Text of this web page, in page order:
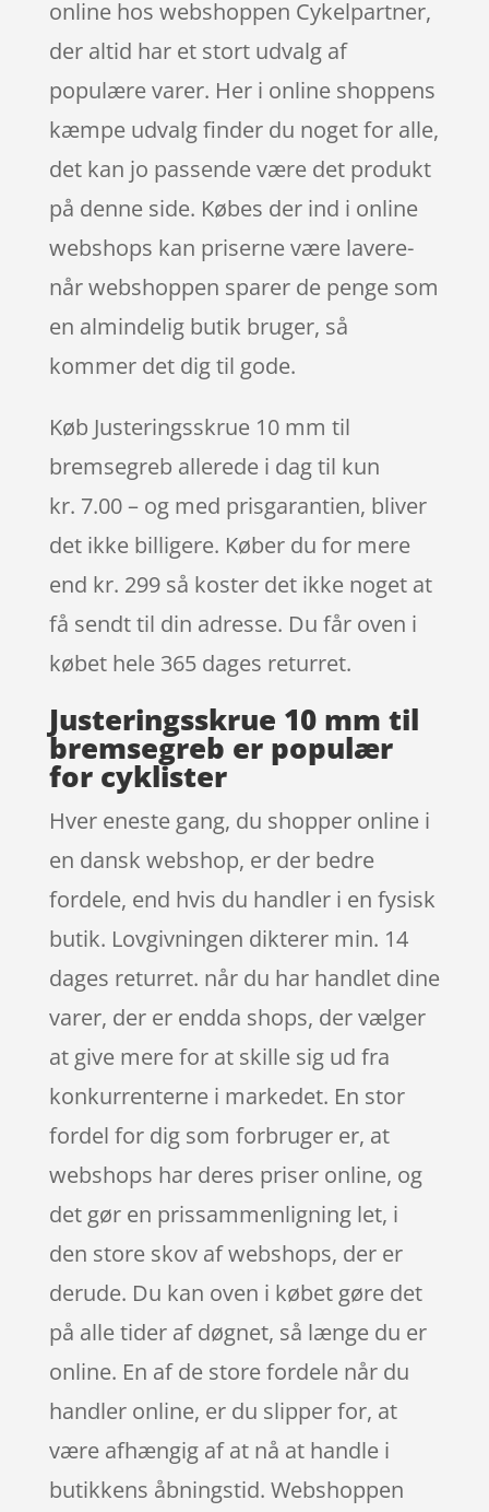
online hos webshoppen Cykelpartner,
der altid har et stort udvalg af
populære varer. Her i online shoppens
kæmpe udvalg finder du noget for alle,
det kan jo passende være det produkt
på denne side. Købes der ind i online
webshops kan priserne være lavere-
når webshoppen sparer de penge som
en almindelig butik bruger, så
kommer det dig til gode.
Køb Justeringsskrue 10 mm til
bremsegreb allerede i dag til kun
kr. 7.00 – og med prisgarantien, bliver
det ikke billigere. Køber du for mere
end kr. 299 så koster det ikke noget at
få sendt til din adresse. Du får oven i
købet hele 365 dages returret.
Justeringsskrue 10 mm til
bremsegreb er populær
for cyklister
Hver eneste gang, du shopper online i
en dansk webshop, er der bedre
fordele, end hvis du handler i en fysisk
butik. Lovgivningen dikterer min. 14
dages returret. når du har handlet dine
varer, der er endda shops, der vælger
at give mere for at skille sig ud fra
konkurrenterne i markedet. En stor
fordel for dig som forbruger er, at
webshops har deres priser online, og
det gør en prissammenligning let, i
den store skov af webshops, der er
derude. Du kan oven i købet gøre det
på alle tider af døgnet, så længe du er
online. En af de store fordele når du
handler online, er du slipper for, at
være afhængig af at nå at handle i
butikkens åbningstid. Webshoppen